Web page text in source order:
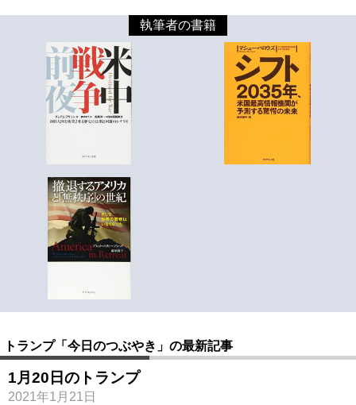
執筆者の書籍
トランプ「今日のつぶやき」の最新記事
1月20日のトランプ
2021年1月21日